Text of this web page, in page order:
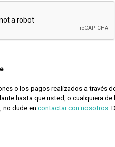
o los pagos realizados a través
hasta que usted, o cualquiera
no dude en contactar con nosotros .